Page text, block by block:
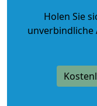
Holen Sie
unverbindliche